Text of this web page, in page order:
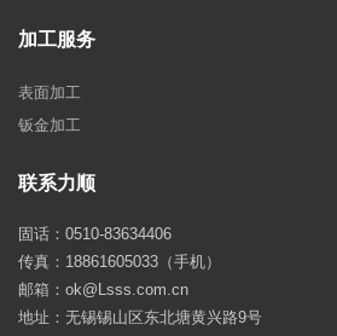
加工服务
表面加工
钣金加工
联系力顺
固话：0510-83634406
传真：18861605033（手机）
邮箱：ok@Lsss.com.cn
地址：无锡锡山区东北塘黄兴路9号